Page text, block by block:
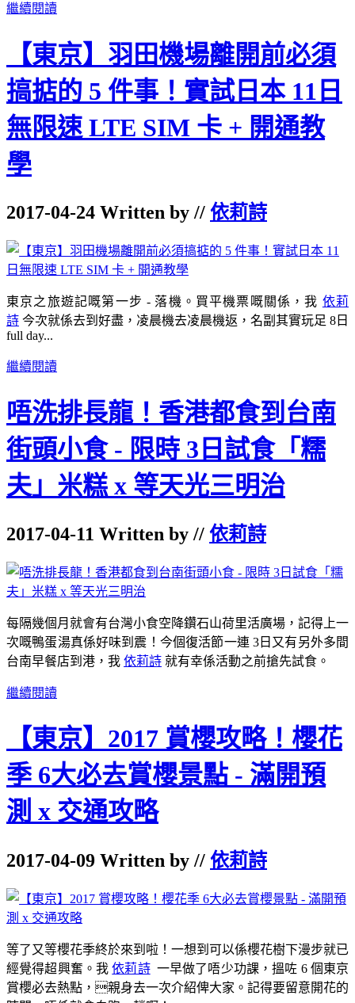
繼續閱讀
【東京】羽田機場離開前必須
搞掂的 5 件事！實試日本 11日
無限速 LTE SIM 卡 + 開通教
學
2017-04-24 Written by // 依莉詩
東京之旅遊記嘅第一步 - 落機。買平機票嘅關係，我 依莉
詩 今次就係去到好盡，凌晨機去凌晨機返，名副其實玩足 8日
full day...
繼續閱讀
唔洗排長龍！香港都食到台南
街頭小食 - 限時 3日試食「糯
夫」米糕 x 等天光三明治
2017-04-11 Written by // 依莉詩
每隔幾個月就會有台灣小食空降鑽石山荷里活廣場，記得上一
次嘅鴨蛋湯真係好味到震！今個復活節一連 3日又有另外多間
台南早餐店到港，我 依莉詩 就有幸係活動之前搶先試食。
繼續閱讀
【東京】2017 賞櫻攻略！櫻花
季 6大必去賞櫻景點 - 滿開預
測 x 交通攻略
2017-04-09 Written by // 依莉詩
等了又等櫻花季終於來到啦！一想到可以係櫻花樹下漫步就已
經覺得超興奮。我依莉詩一早做了唔少功課，搵咗 6 個東京
賞櫻必去熱點，親身去一次介紹俾大家。記得要留意開花的